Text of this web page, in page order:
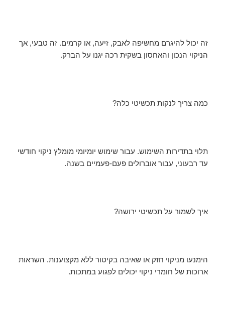
זה יכול להיגרם מחשיפה לאבק, זיעה, או קרמים. זה טבעי, אך
הניקוי הנכון והאחסון בשקית רכה יגנו על הברק.
כמה צריך לנקות תכשיטי כלה?
תלוי בתדירות השימוש. עבור שימוש יומיומי מומלץ ניקוי חודשי
עד רבעוני, עבור אוברולים פעם-פעמיים בשנה.
איך לשמור על תכשיטי ירושה?
הימנעו מניקוי חזק או שאיבה בקיטור ללא מקצוענות. השראות
ארוכות של חומרי ניקוי יכולים לפגוע במתכות.